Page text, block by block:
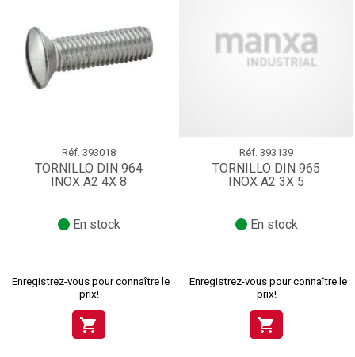
Réf. 393018
TORNILLO DIN 964
INOX A2 4X 8
En stock
Enregistrez-vous pour connaître le
prix!
shopping_cart
Réf. 393139
TORNILLO DIN 965
INOX A2 3X 5
En stock
Enregistrez-vous pour connaître le
prix!
shopping_cart